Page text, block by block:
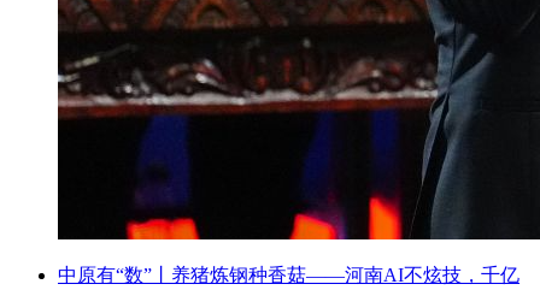
中原有“数”丨养猪炼钢种香菇——河南AI不炫技，千亿